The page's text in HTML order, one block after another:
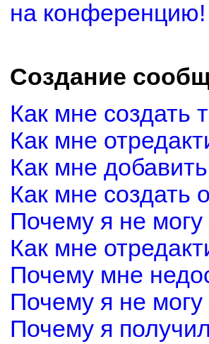
на конференцию!
Создание
Как мне создать
Как мне
Как мне
Как мне создать
Почему я не
Как мне
Почему мне
Почему я не
Почему я